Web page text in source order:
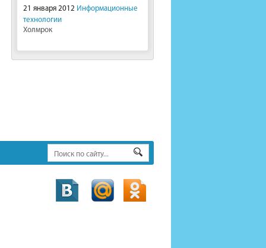
21 января 2012 Информационные
технологии
Холмрок